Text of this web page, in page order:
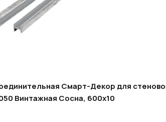
Смарт-Декор для
Винтажная Сосна, 600x10